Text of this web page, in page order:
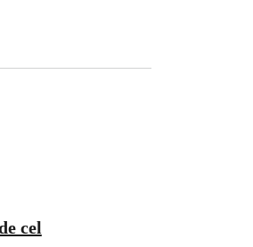
cel